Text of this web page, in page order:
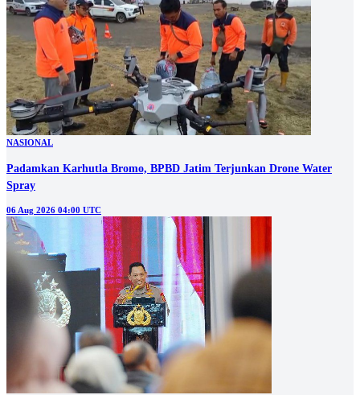
NASIONAL
Padamkan Karhutla Bromo, BPBD Jatim Terjunkan Drone Water
Spray
06 Aug 2026 04:00 UTC